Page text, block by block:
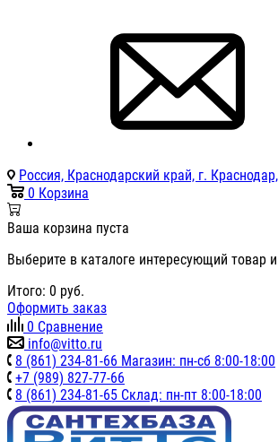
Россия, Краснодарский край, г.
0 Корзина
Ваша корзина пуста
Выберите в каталоге интересующий товар
Итого: 0 руб.
Оформить заказ
0 Сравнение
info@vitto.ru
8 (861) 234-81-66 Магазин: пн-сб 8:00-18:00
+7 (989) 827-77-66
8 (861) 234-81-65 Склад: пн-пт 8:00-18:00